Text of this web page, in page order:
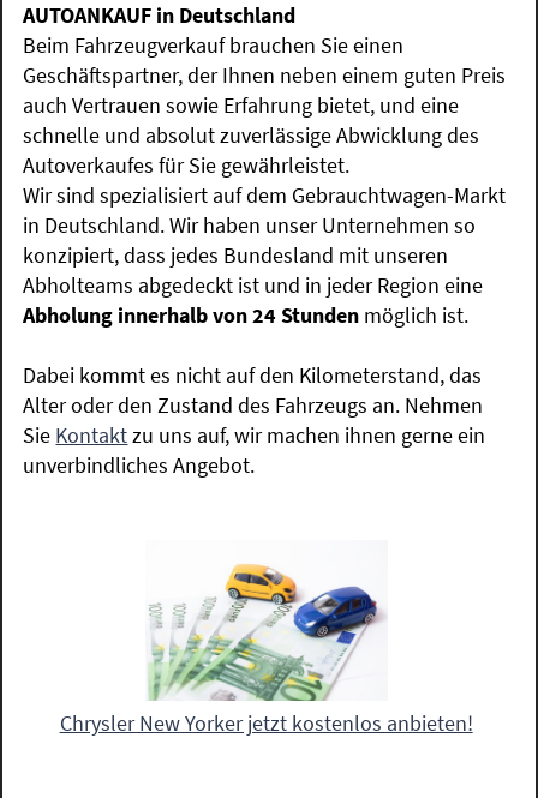
AUTOANKAUF in Deutschland
Beim Fahrzeugverkauf brauchen Sie einen
Geschäftspartner, der Ihnen neben einem guten Preis
auch Vertrauen sowie Erfahrung bietet, und eine
schnelle und absolut zuverlässige Abwicklung des
Autoverkaufes für Sie gewährleistet.
Wir sind spezialisiert auf dem Gebrauchtwagen-Markt
in Deutschland. Wir haben unser Unternehmen so
konzipiert, dass jedes Bundesland mit unseren
Abholteams abgedeckt ist und in jeder Region eine
Abholung innerhalb von 24 Stunden möglich ist.
Dabei kommt es nicht auf den Kilometerstand, das
Alter oder den Zustand des Fahrzeugs an. Nehmen
Sie Kontaktzu uns auf, wir machen ihnen gerne ein
unverbindliches Angebot.
Chrysler New Yorker jetzt kostenlos anbieten!